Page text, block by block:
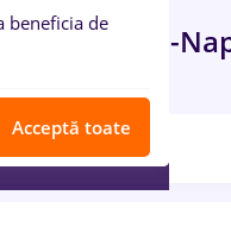
in Cluj-
beneficia de
Acceptă toate